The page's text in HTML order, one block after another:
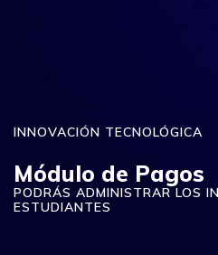
INNOVACIÓN TECNOLÓGICA
Módulo de Pagos
PODRÁS ADMINISTRAR LOS
ESTUDIANTES